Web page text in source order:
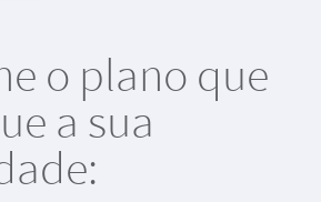
o plano que
a sua